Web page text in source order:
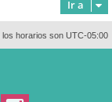
Ir a
los horarios son UTC-05:00